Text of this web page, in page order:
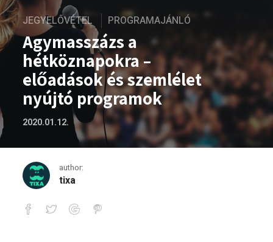
JEGYELŐVÉTEL PROGRAMAJÁNLÓ
Agymasszázs a
hétköznapokra –
előadások és szemlélet
nyújtó programok
2020.01.12.
author:
tixa